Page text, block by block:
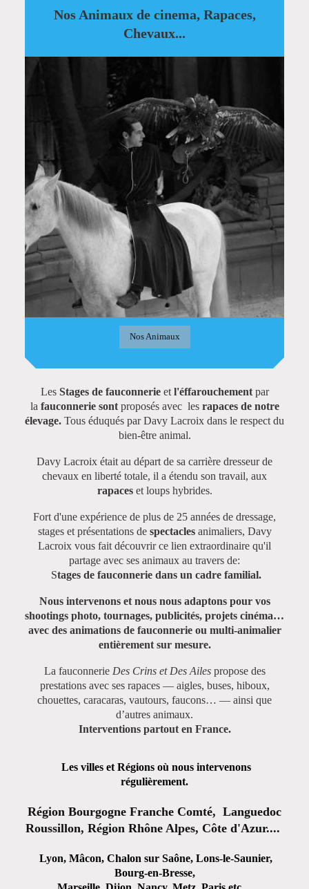
Nos Animaux de cinema, Rapaces,
Chevaux...
Nos Animaux
Les Stages de fauconnerieet l'éffarouchementpar
la fauconnerie sontproposés avec les rapaces de notre
élevage. Tous éduqués par Davy Lacroix dans le respect du
bien-être animal.
Davy Lacroix était au départ de sa carrière dresseur de
chevaux en liberté totale, il a étendu son travail, aux
rapaceset loups hybrides.
Fort d'une expérience de plus de 25 années de dressage,
stages et présentations de spectaclesanimaliers, Davy
Lacroix vous fait découvrir ce lien extraordinaire qu'il
partage avec ses animaux au travers de:
Stages de fauconnerie dans un cadre familial.
Nous intervenons et nous nous adaptons pour vos
shootings photo, tournages, publicités, projets cinéma…
avec des animations de fauconnerie ou multi-animalier
entièrement sur mesure.
La fauconnerie Des Crins et Des Ailespropose des
prestations avec ses rapaces — aigles, buses, hiboux,
chouettes, caracaras, vautours, faucons… — ainsi que
d’autres animaux.
Interventions partout en France.
Les villes et Régions où nous intervenons
régulièrement.
Région Bourgogne Franche Comté, Languedoc
Roussillon, Région Rhône Alpes, Côte d'Azur....
Lyon, Mâcon, Chalon sur Saône, Lons-le-Saunier,
Bourg-en-Bresse,